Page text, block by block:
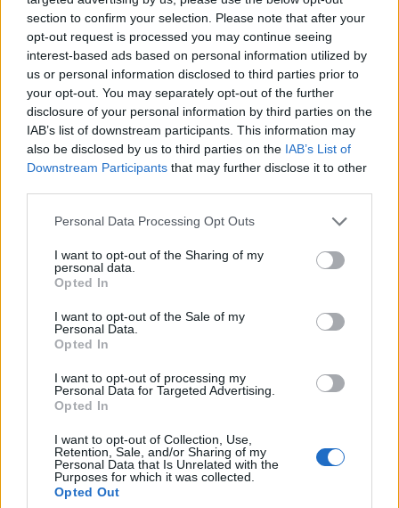
section to confirm your selection. Please note that after your
opt-out request is processed you may continue seeing
interest-based ads based on personal information utilized by
us or personal information disclosed to third parties prior to
your opt-out. You may separately opt-out of the further
disclosure of your personal information by third parties on the
IAB’s list of downstream participants. This information may
also be disclosed by us to third parties on the IAB’s List of
Downstream Participants that may further disclose it to other
Personal Data Processing Opt Outs
I want to opt-out of the Sharing of my
personal data.
Opted In
I want to opt-out of the Sale of my
Personal Data.
Opted In
I want to opt-out of processing my
Personal Data for Targeted Advertising.
Opted In
I want to opt-out of Collection, Use,
Retention, Sale, and/or Sharing of my
Personal Data that Is Unrelated with the
Purposes for which it was collected.
Opted Out
mit Ihrer Freundesliste, mehr Spieler bedeutet mehr Umsatz
für den Entwickler, also helfen Sie ihm zu wachsen.
Suche nach Buchstaben.
Geben Sie alle Buchstaben
des Puzzles ein:
Suche
nach
Buchstaben.
Puzzles
Wählen Sie Ihr Puzzle aus:
Puzzle nicht gefunden.
Hier können Sie nach Ihrer Antwort anhand der
Levelnummer suchen, aber wir empfehlen Ihnen, die Suche
nach Buchstaben zu verwenden.
Wählen Sie Ihr Level:
Wort Kreuz Level 1
Wort Kreuz Level 2